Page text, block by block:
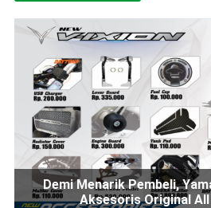
Demi Menarik Pembeli,
Aksesoris Original All